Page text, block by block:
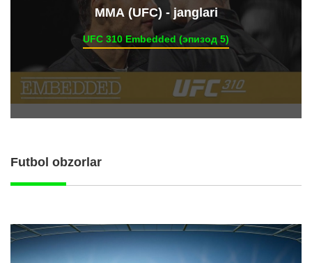
ММА (UFC) - janglari
UFC 310 Embedded (эпизод 5)
Futbol obzorlar